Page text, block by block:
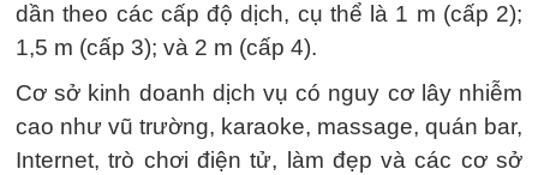
dần theo các cấp độ dịch, cụ thể là 1 m (cấp 2);
1,5 m (cấp 3); và 2 m (cấp 4).
Cơ sở kinh doanh dịch vụ có nguy cơ lây nhiễm
cao như vũ trường, karaoke, massage, quán bar,
Internet, trò chơi điện tử, làm đẹp và các cơ sở